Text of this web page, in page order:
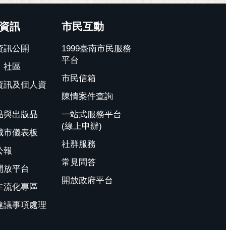
訊
訊公開
社區
訊及個人資
與出版品
市儀表板
報
放平台
流化專區
議事項處理
市民互動
1999臺南市民服務
平台
市民信箱
陳情案件查詢
一站式服務平台
(線上申辦)
社群服務
常見問答
開放政府平台